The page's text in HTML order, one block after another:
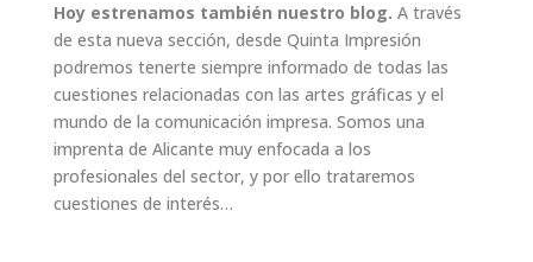
Hoy estrenamos también nuestro blog. A través
de esta nueva sección, desde Quinta Impresión
podremos tenerte siempre informado de todas las
cuestiones relacionadas con las artes gráficas y el
mundo de la comunicación impresa. Somos una
imprenta de Alicante muy enfocada a los
profesionales del sector, y por ello trataremos
cuestiones de interés…